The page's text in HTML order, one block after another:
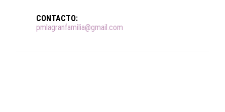
CONTACTO:
pmlagranfamilia@gmail.com